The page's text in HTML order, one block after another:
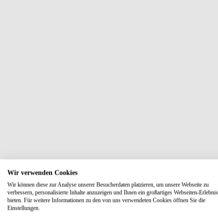
Wir verwenden Cookies
Wir können diese zur Analyse unserer Besucherdaten platzieren, um unsere Webseite zu
verbessern, personalisierte Inhalte anzuzeigen und Ihnen ein großartiges Webseiten-
bieten. Für weitere Informationen zu den von uns verwendeten Cookies öffnen Sie die
Einstellungen.